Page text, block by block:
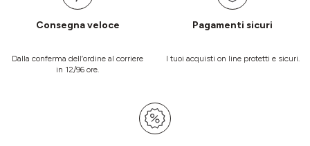
Consegna veloce
Dalla conferma dell’ordine al corriere
in 12/96 ore.
Pagamenti sicuri
I tuoi acquisti on line protetti e sicuri.